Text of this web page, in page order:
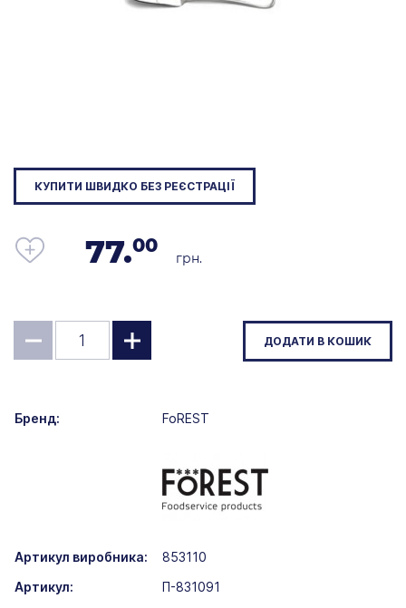
КУПИТИ ШВИДКО БЕЗ РЕЄСТРАЦІЇ
77.00
грн.
ДОДАТИ В КОШИК
Бренд: FoREST
Артикул виробника:
853110
Артикул:
П-831091